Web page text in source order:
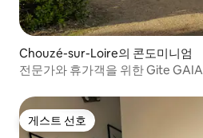
Chouzé-sur-Loire의 콘도미니엄
전문가와 휴가객을 위한 Gite GAIA
게스트 선호
게스트 선호